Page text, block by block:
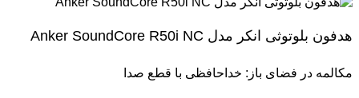
هدفون بلوتوثی انکر مدل Anker SoundCore R50i NC
مکالمه در فضای باز: خداحافظی با قطع صدا